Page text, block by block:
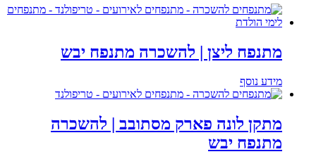
מתנפח ליצן | להשכרה מתנפח יבש
מידע נוסף
מתקן לונה פארק מסתובב | להשכרה
מתנפח יבש